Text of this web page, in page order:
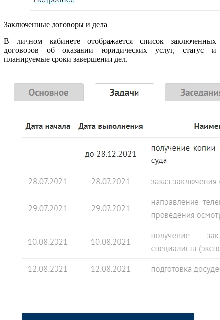
Заключенные договоры и дела
В личном кабинете отображается список заключенных
договоров об оказании юридических услуг, статус и
планируемые сроки завершения дел.